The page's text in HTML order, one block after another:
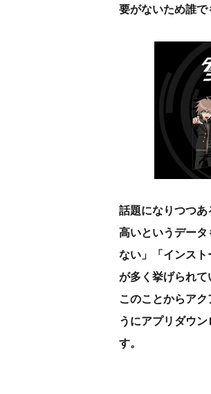
要がないため誰で
話題になりつつ
高いというデータ
ない」「インス
が多く挙げられて
このことからア
うにアプリダウ
す。